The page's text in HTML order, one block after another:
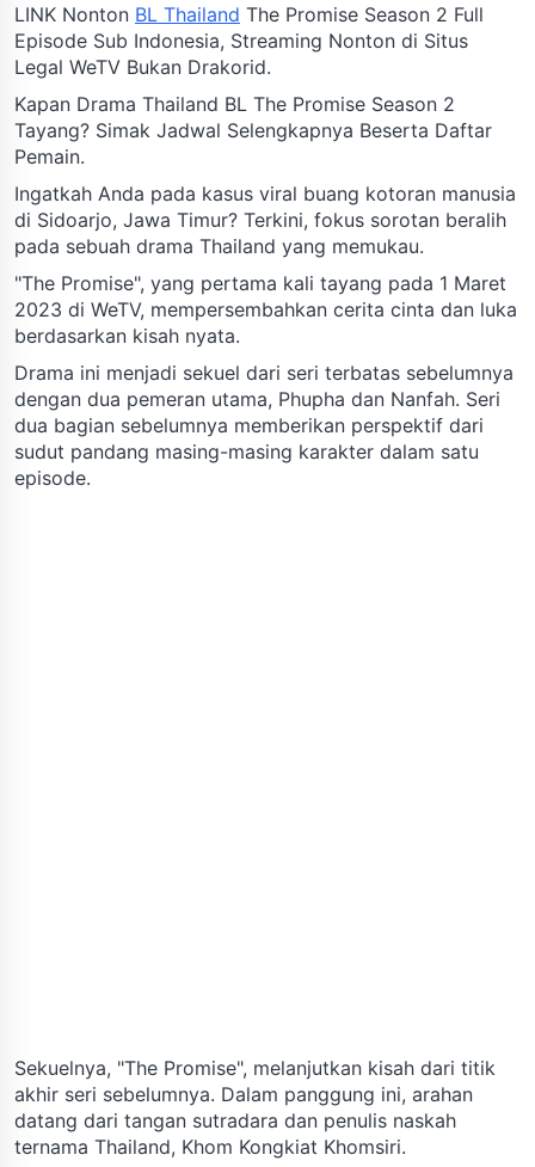
LINK Nonton BL Thailand The Promise Season 2 Full
Episode Sub Indonesia, Streaming Nonton di Situs
Legal WeTV Bukan Drakorid.
Kapan Drama Thailand BL The Promise Season 2
Tayang? Simak Jadwal Selengkapnya Beserta Daftar
Pemain.
Ingatkah Anda pada kasus viral buang kotoran manusia
di Sidoarjo, Jawa Timur? Terkini, fokus sorotan beralih
pada sebuah drama Thailand yang memukau.
"The Promise", yang pertama kali tayang pada 1 Maret
2023 di WeTV, mempersembahkan cerita cinta dan luka
berdasarkan kisah nyata.
Drama ini menjadi sekuel dari seri terbatas sebelumnya
dengan dua pemeran utama, Phupha dan Nanfah. Seri
dua bagian sebelumnya memberikan perspektif dari
sudut pandang masing-masing karakter dalam satu
episode.
Sekuelnya, "The Promise", melanjutkan kisah dari titik
akhir seri sebelumnya. Dalam panggung ini, arahan
datang dari tangan sutradara dan penulis naskah
ternama Thailand, Khom Kongkiat Khomsiri.